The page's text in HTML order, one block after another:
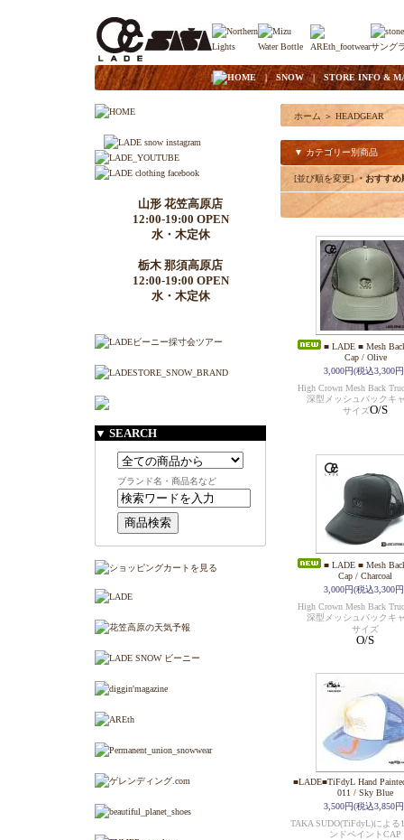
| HOME|SNOW| STORE INFO &
山形 花笠高原店
12:00-19:00 OPEN
水・木定休
栃木 那須高原店
12:00-19:00 OPEN
水・木定休
▼ SEARCH
ブランド名・商品名など
ホーム ＞ HEADGEAR
▼ カテゴリー別商品
[並び順を変更]・おすすめ
■ LADE ■ Mesh
Cap / Olive
3,000円(税込3,300
High Crown Mesh Back
深型メッシュバックキ
サイズO/S
■ LADE ■ Mesh
Cap / Charcoal
3,000円(税込3,300
High Crown Mesh Back
深型メッシュバックキ
サイズ
O/S
■LADE■TiFdyL Hand
011 / Sky Blue
3,500円(税込3,850
TAKA SUDO(TiFdyL)による
ンドペイントCAP